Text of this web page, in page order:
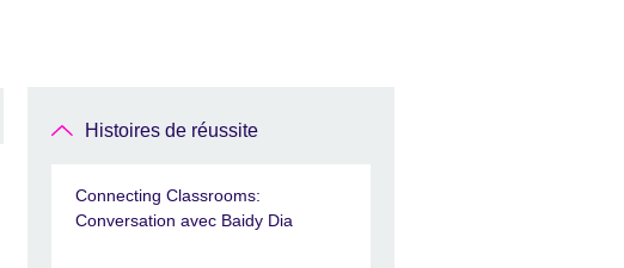
Histoires de réussite
Connecting Classrooms:
Conversation avec Baidy Dia